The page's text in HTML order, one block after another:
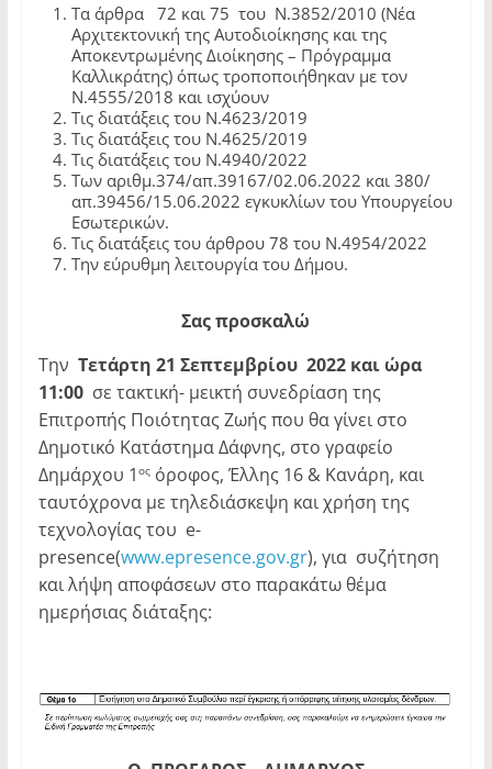
Τα άρθρα 72 και 75 του Ν.3852/2010 (Νέα
Αρχιτεκτονική της Αυτοδιοίκησης και της
Αποκεντρωμένης Διοίκησης – Πρόγραμμα
Καλλικράτης) όπως τροποποιήθηκαν με τον
Ν.4555/2018 και ισχύουν
Τις διατάξεις του Ν.4623/2019
Τις διατάξεις του Ν.4625/2019
Τις διατάξεις του Ν.4940/2022
Των αριθμ.374/απ.39167/02.06.2022 και 380/
απ.39456/15.06.2022 εγκυκλίων του Υπουργείου
Εσωτερικών.
Τις διατάξεις του άρθρου 78 του Ν.4954/2022
Την εύρυθμη λειτουργία του Δήμου.
Σας προσκαλώ
Την Τετάρτη 21 Σεπτεμβρίου 2022 και ώρα
11:00 σε τακτική- μεικτή συνεδρίαση της
Επιτροπής Ποιότητας Ζωής που θα γίνει στο
Δημοτικό Κατάστημα Δάφνης, στο γραφείο
Δημάρχου 1 οςόροφος, Έλλης 16 & Κανάρη, και
ταυτόχρονα με τηλεδιάσκεψη και χρήση της
τεχνολογίας του e-
presence(www.epresence.gov.gr), για συζήτηση
και λήψη αποφάσεων στο παρακάτω θέμα
ημερήσιας διάταξης: